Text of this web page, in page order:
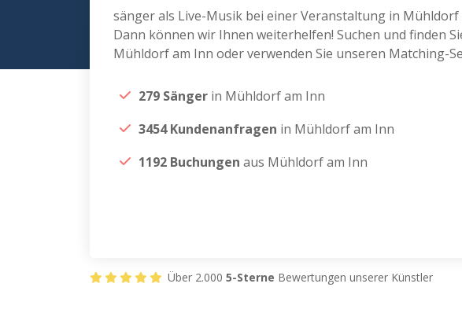
sänger als Live-Musik bei einer Veranstaltung in Mühldorf
Dann können wir Ihnen weiterhelfen! Suchen und finden
Mühldorf am Inn oder verwenden Sie unseren Matching-
279 Sänger in Mühldorf am Inn
3454 Kundenanfragen in Mühldorf am Inn
1192 Buchungen aus Mühldorf am Inn
Über 2.000 5-Sterne Bewertungen unserer Künstler